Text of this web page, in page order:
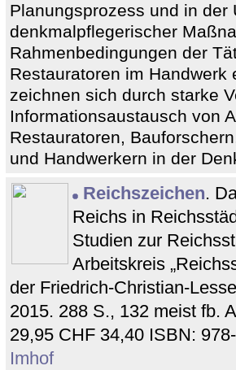
Planungsprozess und in der
denkmalpflegerischer
Rahmenbedingungen der
Restauratoren im Handwerk
zeichnen sich durch starke
Informationsaustausch von
Restauratoren,
und Handwerkern in der
Reichszeichen.
Reichs in
Studien zur
Arbeitskreis
der Friedrich-Christian-
2015. 288 S., 132 meist fb.
29,95 CHF 34,40 ISBN:
Imhof